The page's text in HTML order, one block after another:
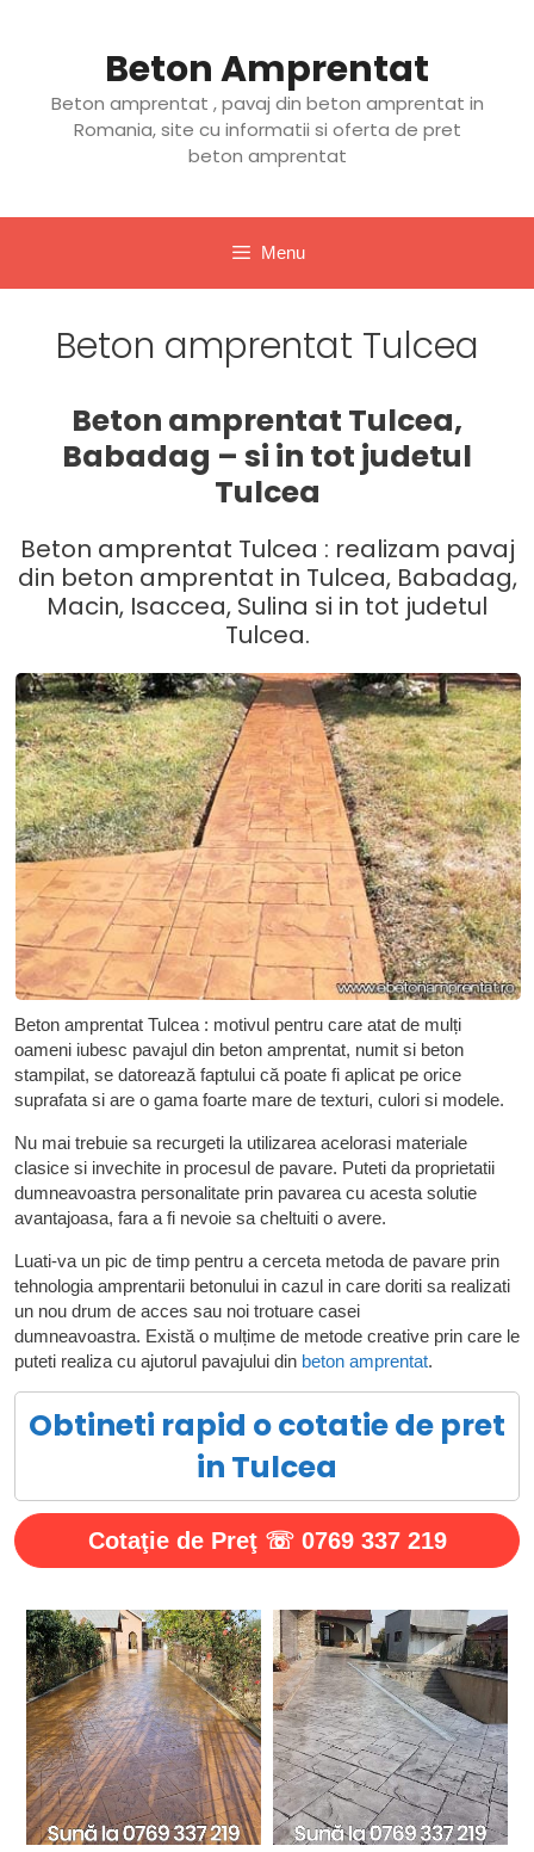
Beton Amprentat
Beton amprentat , pavaj din beton amprentat in
Romania, site cu informatii si oferta de pret
beton amprentat
Menu
Beton amprentat Tulcea
Beton amprentat Tulcea,
Babadag – si in tot judetul
Tulcea
Beton amprentat Tulcea : realizam pavaj
din beton amprentat in Tulcea, Babadag,
Macin, Isaccea, Sulina si in tot judetul
Tulcea.
Beton amprentat Tulcea : motivul pentru care atat de mulți
oameni iubesc pavajul din beton amprentat, numit si beton
stampilat, se datorează faptului că poate fi aplicat pe orice
suprafata si are o gama foarte mare de texturi, culori si modele.
Nu mai trebuie sa recurgeti la utilizarea acelorasi materiale
clasice si invechite in procesul de pavare. Puteti da proprietatii
dumneavoastra personalitate prin pavarea cu acesta solutie
avantajoasa, fara a fi nevoie sa cheltuiti o avere.
Luati-va un pic de timp pentru a cerceta metoda de pavare prin
tehnologia amprentarii betonului in cazul in care doriti sa realizati
un nou drum de acces sau noi trotuare casei
dumneavoastra. Există o mulțime de metode creative prin care le
puteti realiza cu ajutorul pavajului din beton amprentat.
Obtineti rapid o cotatie de pret
in Tulcea
Cotaţie de Preţ ☏ 0769 337 219